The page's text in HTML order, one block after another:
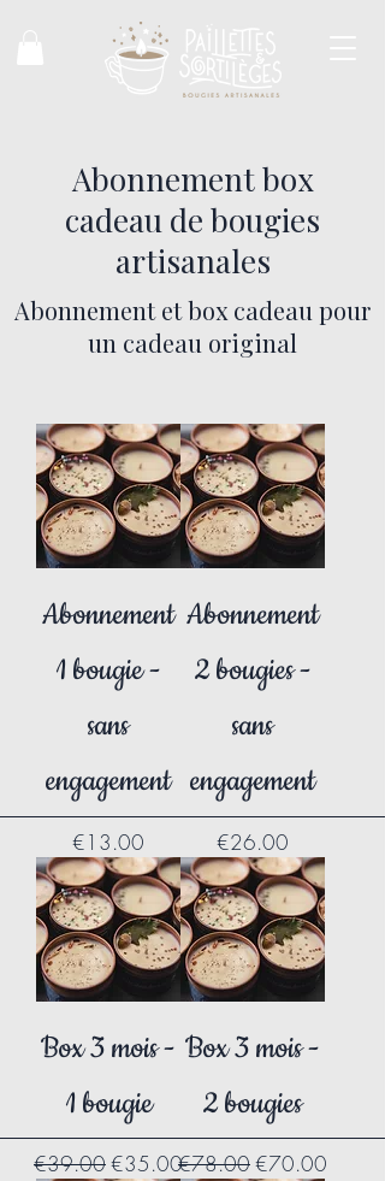
Abonnement box
cadeau de bougies
artisanales
Abonnement et box cadeau pour
un cadeau original
Abonnement
1 bougie -
sans
engagement
Price
€13.00
Abonnement
2 bougies -
sans
engagement
Price
€26.00
Box 3 mois -
1 bougie
Regular Price
€39.00Sale Price
€35.00
Box 3 mois -
2 bougies
Regular Price
€78.00Sale Price
€70.00